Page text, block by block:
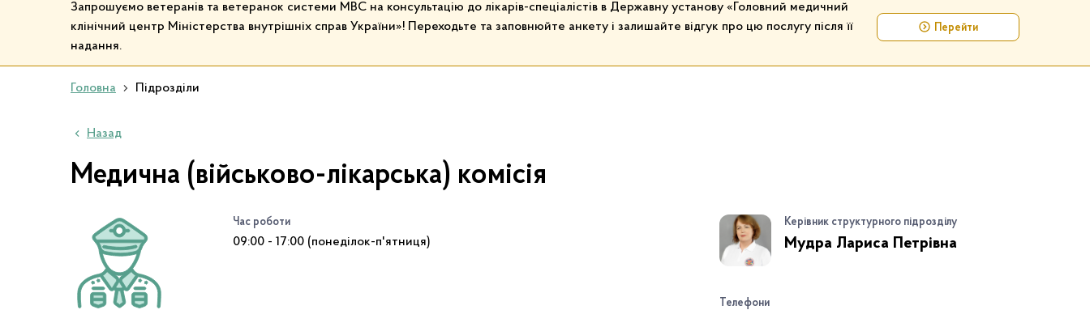
Запрошуємо ветеранів та ветеранок системи МВС на консультацію до лікарів-спеціалістів в Державну установу «Головний медичний
клінічний центр Міністерства внутрішніх справ України»! Переходьте та заповнюйте анкету і залишайте відгук про цю послугу після її
надання.
Перейти
Головна Підрозділи
Назад
Медична (військово-лікарська) комісія
Час роботи
09:00 - 17:00 (понеділок-п'ятниця)
Керівник структурного підрозділу
Мудра Лариса Петрівна
Телефони